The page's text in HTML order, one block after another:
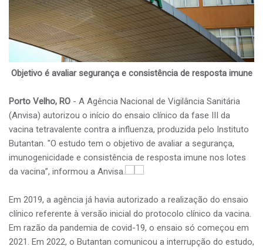
Objetivo é avaliar segurança e consistência de resposta imune
Porto Velho, RO - A Agência Nacional de Vigilância Sanitária
(Anvisa) autorizou o início do ensaio clínico da fase III da
vacina tetravalente contra a influenza, produzida pelo Instituto
Butantan. "O estudo tem o objetivo de avaliar a segurança,
imunogenicidade e consistência de resposta imune nos lotes
da vacina”, informou a Anvisa.
Em 2019, a agência já havia autorizado a realização do ensaio
clínico referente à versão inicial do protocolo clínico da vacina.
Em razão da pandemia de covid-19, o ensaio só começou em
2021. Em 2022, o Butantan comunicou a interrupção do estudo,